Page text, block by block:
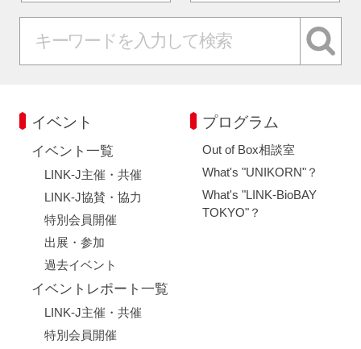
イベント
イベント一覧
LINK-J主催・共催
LINK-J協賛・協力
特別会員開催
出展・参加
過去イベント
イベントレポート一覧
LINK-J主催・共催
特別会員開催
プログラム
Out of Box相談室
What's "UNIKORN"？
What's "LINK-BioBAY
TOKYO"？